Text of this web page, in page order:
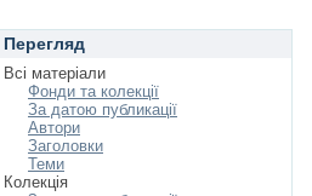
Перегляд
Всі матеріали
Фонди та колекції
За датою публикації
Автори
Заголовки
Теми
Колекція